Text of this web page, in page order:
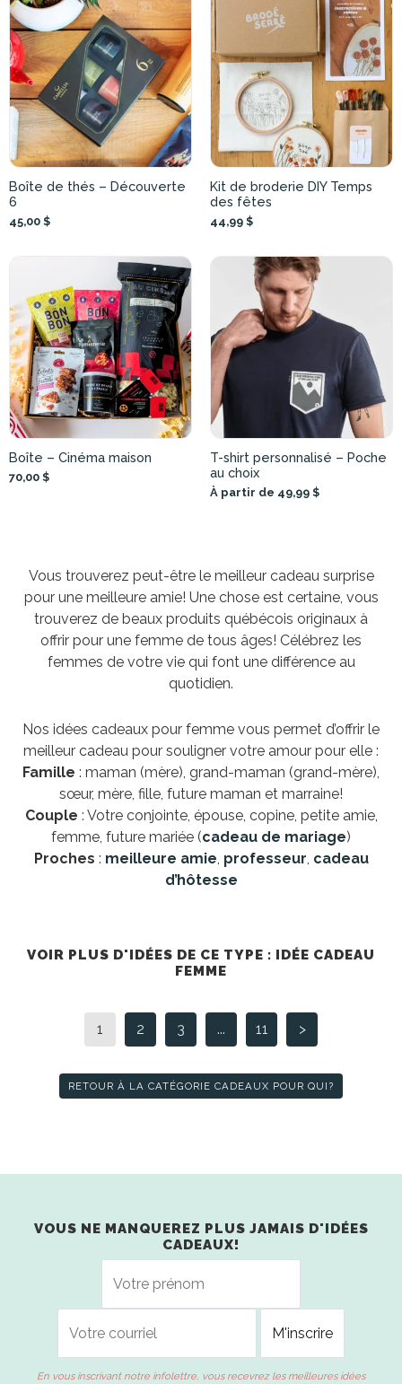
Boîte de thés – Découverte
6
45,00 $
Kit de broderie DIY Temps
des fêtes
44,99 $
Boîte – Cinéma maison
70,00 $
T-shirt personnalisé – Poche
au choix
À partir de 49,99 $
Vous trouverez peut-être le meilleur cadeau surprise
pour une meilleure amie! Une chose est certaine, vous
trouverez de beaux produits québécois originaux à
offrir pour une femme de tous âges! Célébrez les
femmes de votre vie qui font une différence au
quotidien.
Nos idées cadeaux pour femme vous permet d’offrir le
meilleur cadeau pour souligner votre amour pour elle :
Famille : maman (mère), grand-maman (grand-mère),
sœur, mère, fille, future maman et marraine!
Couple : Votre conjointe, épouse, copine, petite amie,
femme, future mariée (cadeau de mariage)
Proches : meilleure amie professeur cadeau
d’hôtesse
VOIR PLUS D'IDÉES DE CE TYPE : IDÉE CADEAU
FEMME
1 2 3 ... 11 >
RETOUR À LA CATÉGORIE CADEAUX POUR QUI?
VOUS NE MANQUEREZ PLUS JAMAIS D'IDÉES
CADEAUX!
En vous inscrivant notre infolettre, vous recevrez les meilleures idées